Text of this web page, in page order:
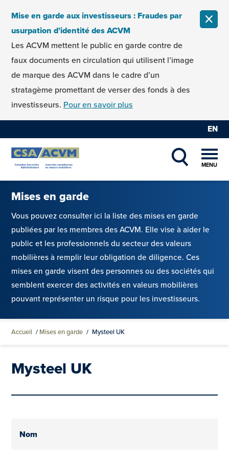
Mise en garde aux investisseurs : Fraudes par
usurpation d’identité des ACVM
Les ACVM mettent le public en garde contre de
faux documents en circulation qui utilisent l’image
de marque des ACVM dans le cadre d’un
stratagème promettant de verser des fonds à des
investisseurs. Pour en savoir plus
EN
SHOW
MENU
Mises en garde
Vous pouvez consulter ici la liste des mises en garde
publiées par les membres des ACVM. Elle vise à aider le
public et les professionnels du secteur des valeurs
mobilières à remplir leur obligation de diligence. Ces
mises en garde visent des personnes ou des sociétés qui
semblent exercer des activités en valeurs mobilières
pouvant représenter un risque pour les investisseurs.
Accueil / Mises en garde / Mysteel UK
Mysteel UK
Nom